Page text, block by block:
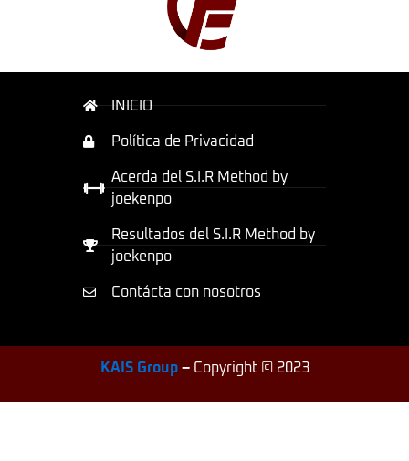
INICIO
Política de Privacidad
Acerda del S.I.R Method by
joekenpo
Resultados del S.I.R Method by
joekenpo
Contácta con nosotros
KAIS Group– Copyright © 2023